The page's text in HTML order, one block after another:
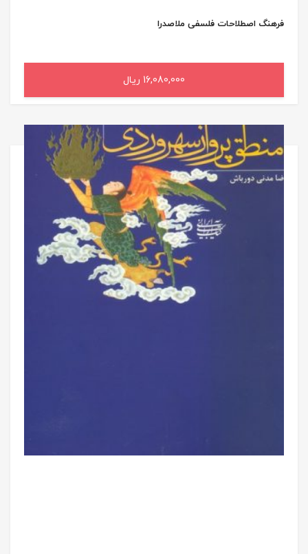
فرهنگ اصطلاحات فلسفی ملاصدرا
16,080,000 ریال
افزودن به سبد خرید